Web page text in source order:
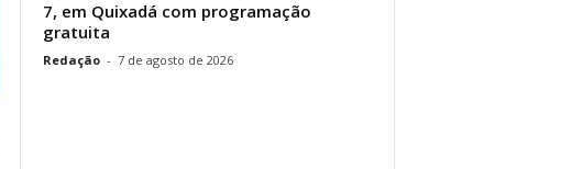
7, em Quixadá com programação
gratuita
Redação - 7 de agosto de 2026